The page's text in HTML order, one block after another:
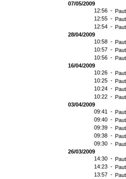
07/05/2009
12:56 -
12:55 -
12:54 -
28/04/2009
10:58 -
10:57 -
10:56 -
16/04/2009
10:26 -
10:25 -
10:24 -
10:22 -
03/04/2009
09:41 -
09:40 -
09:39 -
09:38 -
09:30 -
26/03/2009
14:30 -
14:23 -
13:57 -